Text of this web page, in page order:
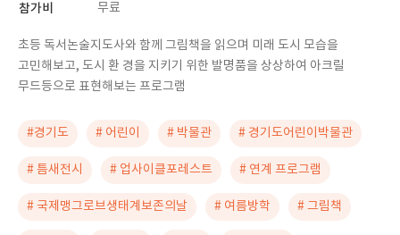
참가비 무료
초등 독서논술지도사와 함께 그림책을 읽으며 미래 도시 모습을
고민해보고, 도시 환 경을 지키기 위한 발명품을 상상하여 아크릴
무드등으로 표현해보는 프로그램
#경기도 # 어린이 # 박물관 # 경기도어린이박물관
# 틈새전시 # 업사이클포레스트 # 연계 프로그램
# 국제맹그로브생태계보존의날 # 여름방학 # 그림책